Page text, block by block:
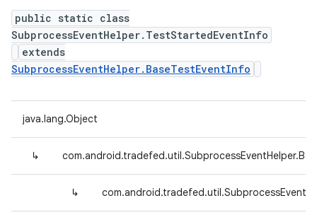
public static class
SubprocessEventHelper.TestStartedEventInfo
extends
SubprocessEventHelper.BaseTestEventInfo
java.lang.Object
↳
↳